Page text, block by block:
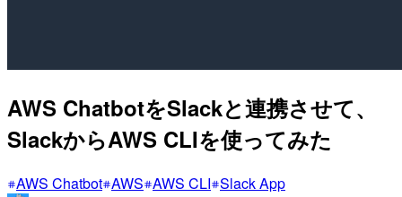
AWS ChatbotをSlackと連携させて、
SlackからAWS CLIを使ってみた
AWS Chatbot AWS AWS CLI Slack App